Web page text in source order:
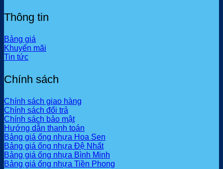
Thông tin
Bảng giá
Khuyến mãi
Tin tức
Chính sách
Chính sách giao hàng
Chính sách đổi trả
Chính sách bảo mật
Hướng dẫn thanh toán
Bảng giá ống nhựa Hoa Sen
Bảng giá ống nhựa Đệ Nhất
Bảng giá ống nhựa Bình Minh
Bảng giá ống nhựa Tiền Phong